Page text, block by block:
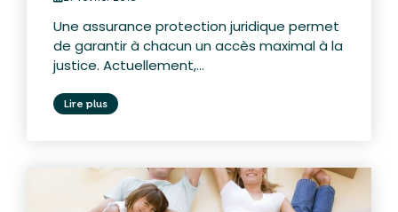
Une assurance protection juridique permet
de garantir à chacun un accès maximal à la
justice. Actuellement,...
Lire plus